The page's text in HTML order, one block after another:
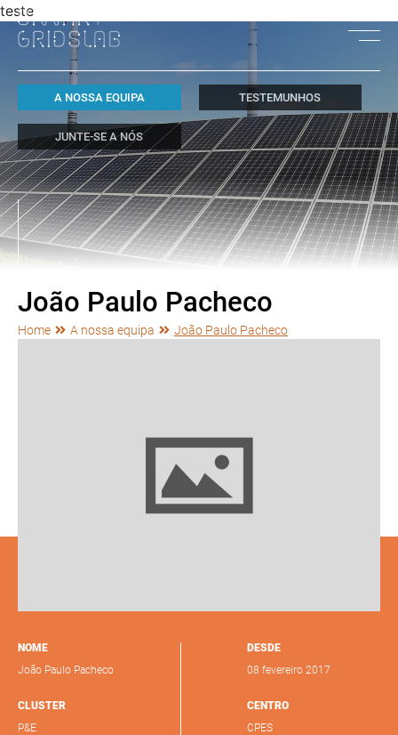
A NOSSA EQUIPA TESTEMUNHOS
JUNTE-SE A NÓS
teste
João Paulo Pacheco
Home A nossa equipa João Paulo Pacheco
NOME
João Paulo Pacheco
CLUSTER
P&E
DESDE
08 fevereiro 2017
CENTRO
CPES